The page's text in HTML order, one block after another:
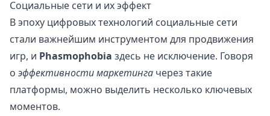
Социальные сети и их эффект
В эпоху цифровых технологий социальные сети
стали важнейшим инструментом для продвижения
игр, и Phasmophobia здесь не исключение. Говоря
о эффективности маркетинга через такие
платформы, можно выделить несколько ключевых
моментов.